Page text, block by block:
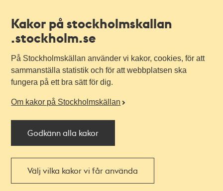
Kakor på stockholmskallan
.stockholm.se
På Stockholmskällan använder vi kakor, cookies, för att
sammanställa statistik och för att webbplatsen ska
fungera på ett bra sätt för dig.
Om kakor på Stockholmskällan
Godkänn alla kakor
Välj vilka kakor vi får använda